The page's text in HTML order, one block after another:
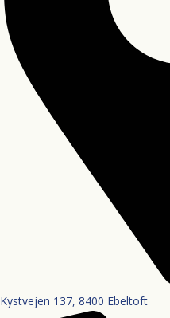
Kystvejen 137, 8400 Ebeltoft